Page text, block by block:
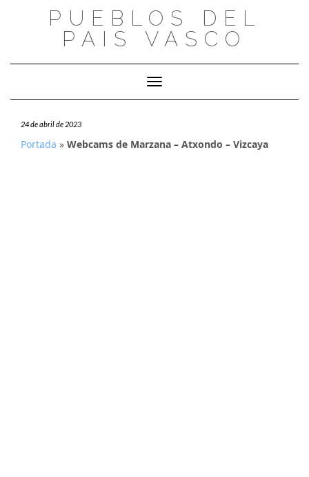
PUEBLOS DEL
PAIS VASCO
Cambiar modo de navegación
24 de abril de 2023
Portada » Webcams de Marzana – Atxondo – Vizcaya